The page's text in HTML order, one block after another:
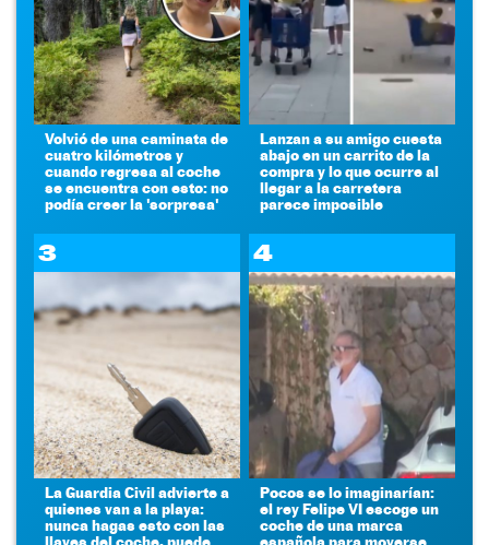
Volvió de una caminata de
cuatro kilómetros y
cuando regresa al coche
se encuentra con esto: no
podía creer la 'sorpresa'
Lanzan a su amigo cuesta
abajo en un carrito de la
compra y lo que ocurre al
llegar a la carretera
parece imposible
3
La Guardia Civil advierte a
quienes van a la playa:
nunca hagas esto con las
llaves del coche, puede
4
Pocos se lo imaginarían:
el rey Felipe VI escoge un
coche de una marca
española para moverse